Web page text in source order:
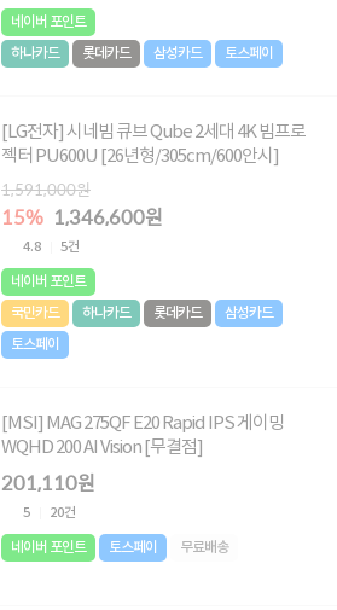
네이버 포인트
하나카드
롯데카드 삼성카드 토스페이
[LG전자] 시네빔 큐브 Qube 2세대 4K 빔프로
젝터 PU600U [26년형/305cm/600안시]
1,591,000원
15% 1,346,600원
4.8 5건
네이버 포인트
국민카드
하나카드 롯데카드
삼성카드
토스페이
[MSI] MAG 275QF E20 Rapid IPS 게이밍
WQHD 200 AI Vision [무결점]
201,110원
5 20건
네이버 포인트 토스페이 무료배송